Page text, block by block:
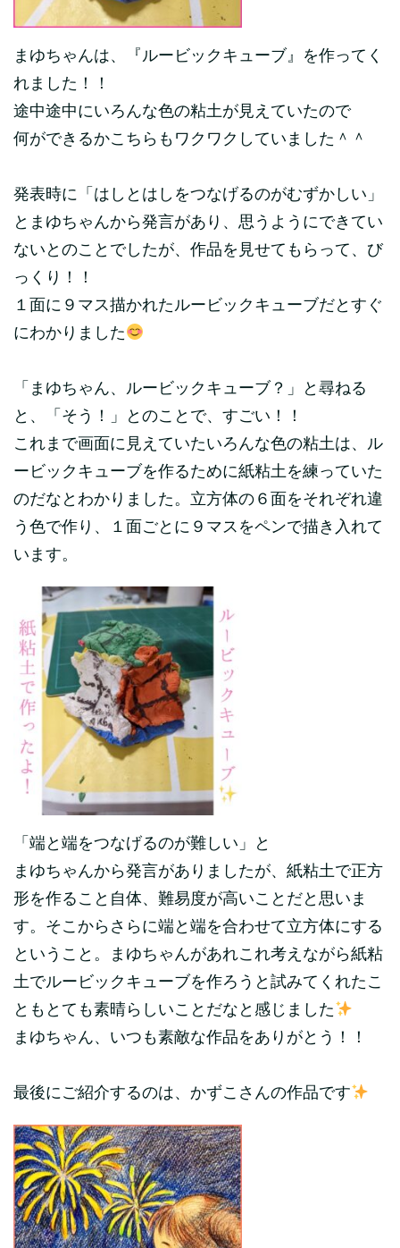
まゆちゃんは、『ルービックキューブ』を作ってく
れました！！
途中途中にいろんな色の粘土が見えていたので
何ができるかこちらもワクワクしていました＾＾
発表時に「はしとはしをつなげるのがむずかしい」
とまゆちゃんから発言があり、思うようにできてい
ないとのことでしたが、作品を見せてもらって、び
っくり！！
１面に９マス描かれたルービックキューブだとすぐ
にわかりました
「まゆちゃん、ルービックキューブ？」と尋ねる
と、「そう！」とのことで、すごい！！
これまで画面に見えていたいろんな色の粘土は、ル
ービックキューブを作るために紙粘土を練っていた
のだなとわかりました。立方体の６面をそれぞれ違
う色で作り、１面ごとに９マスをペンで描き入れて
います。
「端と端をつなげるのが難しい」と
まゆちゃんから発言がありましたが、紙粘土で正方
形を作ること自体、難易度が高いことだと思いま
す。そこからさらに端と端を合わせて立方体にする
ということ。まゆちゃんがあれこれ考えながら紙粘
土でルービックキューブを作ろうと試みてくれたこ
ともとても素晴らしいことだなと感じました
まゆちゃん、いつも素敵な作品をありがとう！！
最後にご紹介するのは、かずこさんの作品です